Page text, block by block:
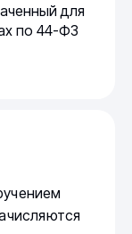
для
по 44-ФЗ